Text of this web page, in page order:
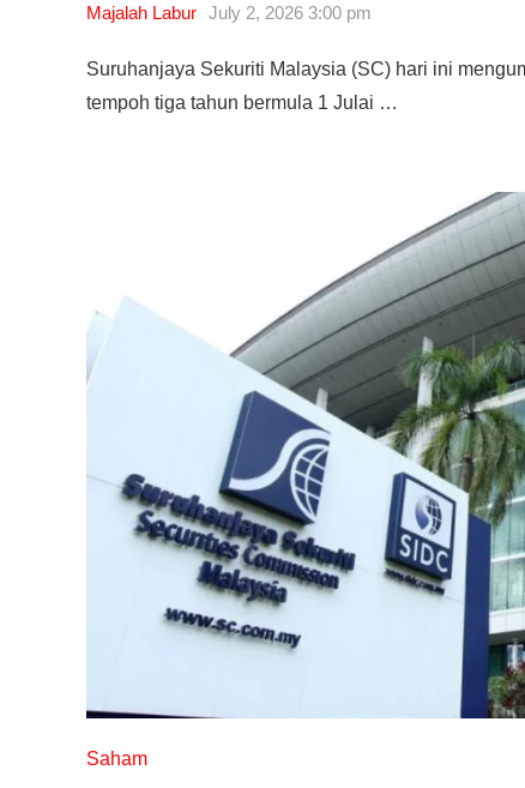
Majalah Labur July 2, 2026 3:00 pm
Suruhanjaya Sekuriti Malaysia (SC) hari ini
tempoh tiga tahun bermula 1 Julai …
Saham